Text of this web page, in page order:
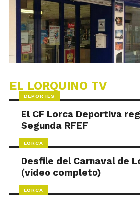
EL LORQUINO TV
DEPORTES
El CF Lorca Deportiva
Segunda RFEF
LORCA
Desfile del Carnaval de
(vídeo completo)
LORCA